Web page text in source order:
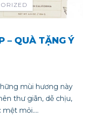
– QUÀ TẶNG Ý
mùi hương này
thư giãn, dễ chịu,
mỏi....